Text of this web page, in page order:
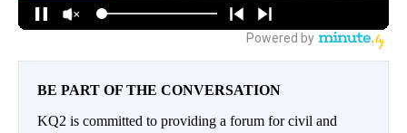
BE PART OF THE CONVERSATION
KQ2 is committed to providing a forum for civil and